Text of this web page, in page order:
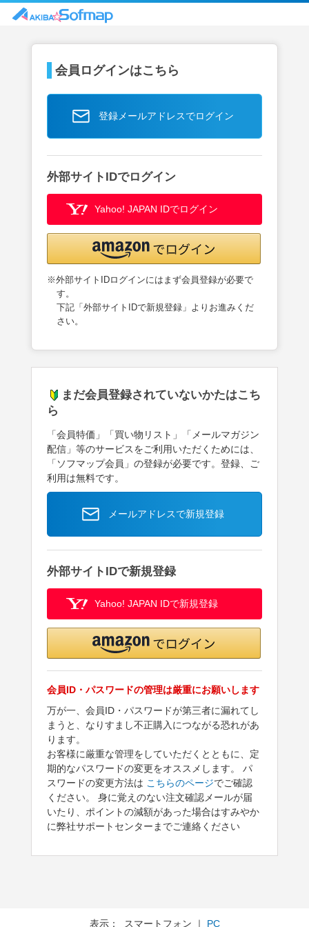
会員ログインはこちら
登録メールアドレスでログイン
外部サイトIDでログイン
Yahoo! JAPAN IDでログイン
※外部サイトIDログインにはまず会員登録が必要で
す。
下記「外部サイトIDで新規登録」よりお進みくだ
さい。
まだ会員登録されていないかたはこち
ら
「会員特価」「買い物リスト」「メールマガジン
配信」等のサービスをご利用いただくためには、
「ソフマップ会員」の登録が必要です。登録、ご
利用は無料です。
メールアドレスで新規登録
外部サイトIDで新規登録
Yahoo! JAPAN IDで新規登録
会員ID・パスワードの管理は厳重にお願いします
万が一、会員ID・パスワードが第三者に漏れてし
まうと、なりすまし不正購入につながる恐れがあ
ります。
お客様に厳重な管理をしていただくとともに、定
期的なパスワードの変更をオススメします。 パ
スワードの変更方法は こちらのページでご確認
ください。 身に覚えのない注文確認メールが届
いたり、ポイントの減額があった場合はすみやか
に弊社サポートセンターまでご連絡ください
表示： スマートフォン ｜ PC